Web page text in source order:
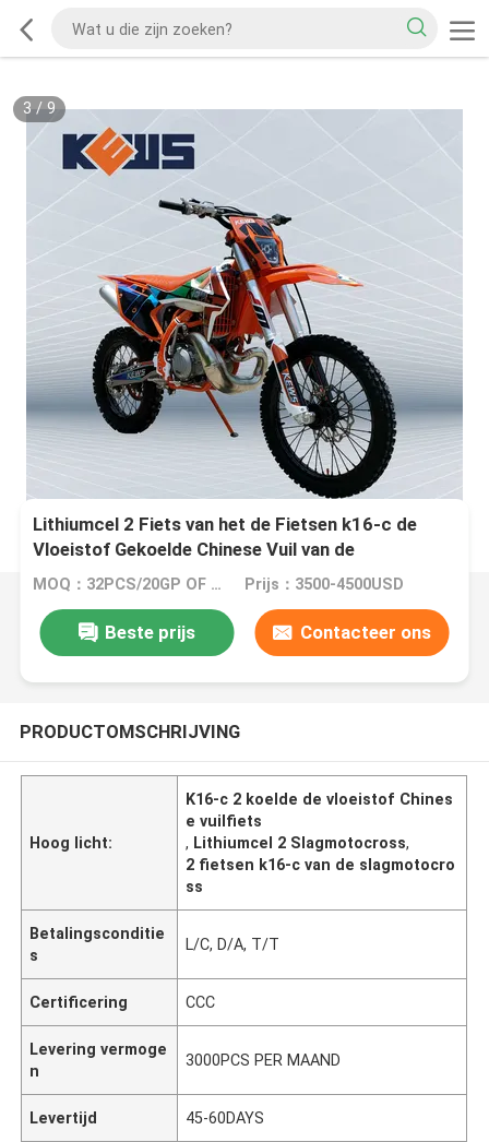
3/9
Lithiumcel 2 Fiets van het de Fietsen k16-c de
Vloeistof Gekoelde Chinese Vuil van de
Slagmotocross
MOQ：32PCS/20GP OF 105PCS/40HC Prijs：3500-4500USD
Beste prijs Contacteer ons
PRODUCTOMSCHRIJVING
Hoog licht:
K16-c 2 koelde de vloeistof Chines
e vuilfiets
, Lithiumcel 2 Slagmotocross,
2 fietsen k16-c van de slagmotocro
ss
Betalingsconditie
s
L/C, D/A, T/T
Certificering CCC
Levering vermoge
n
3000PCS PER MAAND
Levertijd 45-60DAYS